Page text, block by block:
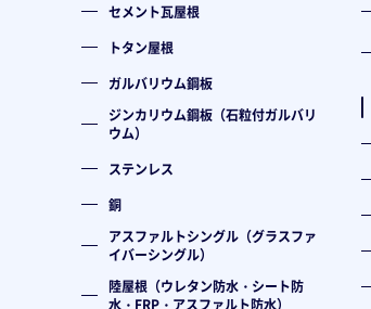
セメント瓦屋根
トタン屋根
ガルバリウム鋼板
ジンカリウム鋼板（石粒付ガルバリ
ウム）
ステンレス
銅
アスファルトシングル（グラスファ
イバーシングル）
陸屋根（ウレタン防水・シート防
水・FRP・アスファルト防水）